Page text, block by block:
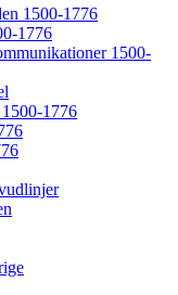
1500-1776
1776
1500-
1776